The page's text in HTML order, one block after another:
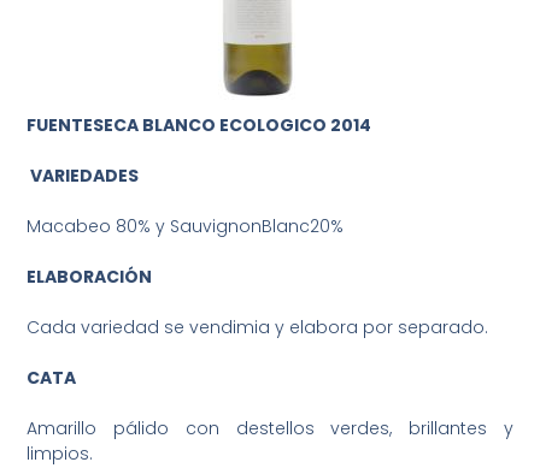
FUENTESECA BLANCO ECOLOGICO 2014
VARIEDADES
Macabeo 80% y SauvignonBlanc20%
ELABORACIÓN
Cada variedad se vendimia y elabora por separado.
CATA
Amarillo pálido con destellos verdes, brillantes y
limpios.